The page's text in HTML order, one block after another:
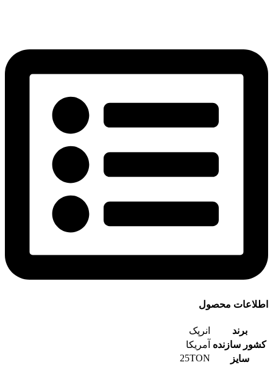
اطلاعات محصول
برند
انرپک
کشور سازنده آمریکا
سایز
25TON